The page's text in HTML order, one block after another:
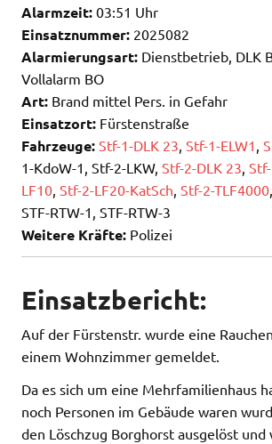
Alarmzeit: 03:51 Uhr
Einsatznummer: 2025082
Alarmierungsart: Dienstbetrieb, DLK
Vollalarm BO
Art: Brand mittel Pers. in Gefahr
Einsatzort: Fürstenstraße
Fahrzeuge: Stf-1-DLK 23 Stf-1-ELW1
1-KdoW-1, Stf-2-LKW, Stf-2-DLK 23
LF10 Stf-2-LF20-KatSch Stf-2-TLF4000
STF-RTW-1, STF-RTW-3
Weitere Kräfte: Polizei
Einsatzbericht:
Auf der Fürstenstr. wurde eine
einem Wohnzimmer gemeldet.
Da es sich um eine Mehrfamilienhaus
noch Personen im Gebäude waren
den Löschzug Borghorst ausgelöst